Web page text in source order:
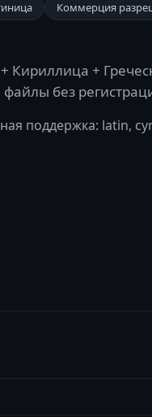
Коммерция
Кириллица +
файлы без
поддержка: latin,